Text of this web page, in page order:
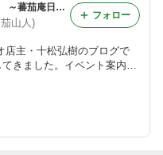
ギャラリービブリオ店番日記 ～蕃茄庵日録～
山人)
店主・十松弘樹のブログで
きました。イベント案内や
フォロー